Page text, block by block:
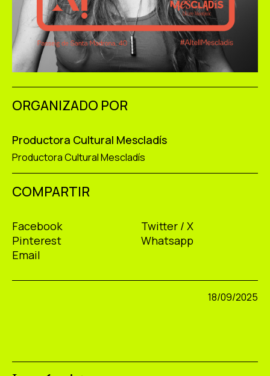
ORGANIZADO POR
Productora Cultural Mescladís
Productora Cultural Mescladís
COMPARTIR
Facebook
Twitter / X
Pinterest
Whatsapp
Email
18/09/2025